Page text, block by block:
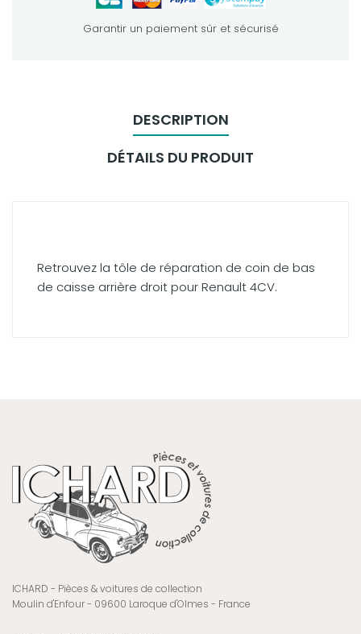
Garantir un paiement sûr et sécurisé
DESCRIPTION
DÉTAILS DU PRODUIT
Retrouvez la tôle de réparation de coin de bas
de caisse arrière droit pour Renault 4CV.
ICHARD - Pièces & voitures de collection
Moulin d'Enfour - 09600 Laroque d'Olmes - France